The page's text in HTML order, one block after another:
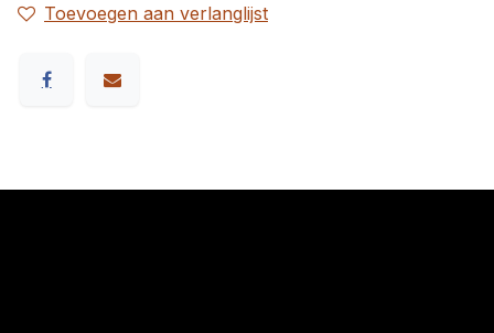
Toevoegen aan verlanglijst